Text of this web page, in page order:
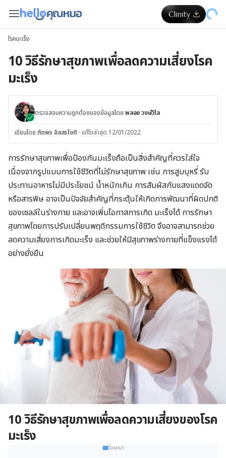
โรคมะเร็ง
10 วิธีรักษาสุขภาพเพื่อลดความเสี่ยงโรค
มะเร็ง
ตรวจสอบความถูกต้องของข้อมูลโดย พลอย วงษ์วิไล
เขียนโดย ทัตพร อิสสรโชติ · แก้ไขล่าสุด 12/01/2022
การรักษาสุขภาพเพื่อป้องกันมะเร็งถือเป็นสิ่งสำคัญที่ควรใส่ใจ
เนื่องจากรูปแบบการใช้ชีวิตที่ไม่รักษาสุขภาพ เช่น การสูบบุหรี่ รับ
ประทานอาหารไม่มีประโยชน์ น้ำหนักเกิน การสัมผัสกับแสงแดดจัด
หรือสารพิษ อาจเป็นปัจจัยสำคัญที่กระตุ้นให้เกิดการพัฒนาที่ผิดปกติ
ของเซลล์ในร่างกาย และอาจเพิ่มโอกาสการเกิด มะเร็งได้ การรักษา
สุขภาพโดยการปรับเปลี่ยนพฤติกรรมการใช้ชีวิต จึงอาจสามารถช่วย
ลดความเสี่ยงการเกิดมะเร็ง และช่วยให้มีสุขภาพร่างกายที่แข็งแรงได้
อย่างยั่งยืน
10 วิธีรักษาสุขภาพเพื่อลดความเสี่ยงของโรค
มะเร็ง
โฆษณา